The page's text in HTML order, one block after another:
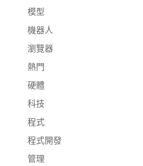
模型
機器人
瀏覽器
熱門
硬體
科技
程式
程式開發
管理